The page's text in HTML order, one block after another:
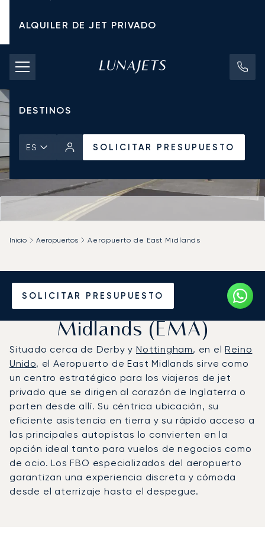
ALQUILER DE JET PRIVADO
TARIFAS DE CHÁRTER
JETS PRIVADOS
DESTINOS
ES SOLICITAR PRESUPUESTO
SOLICITAR PRESUPUESTO
Inicio Aeropuertos Aeropuerto de East Midlands
Vuele en Jet Privado al
Aeropuerto de East
Midlands (EMA)
Situado cerca de Derby yNottingham, en elReino
Unido, el Aeropuerto de East Midlands sirve como
un centro estratégico para los viajeros de jet
privado que se dirigen al corazón de Inglaterra o
parten desde allí. Su céntrica ubicación, su
eficiente asistencia en tierra y su rápido acceso a
las principales autopistas lo convierten en la
opción ideal tanto para vuelos de negocios como
de ocio. Los FBO especializados del aeropuerto
garantizan una experiencia discreta y cómoda
desde el aterrizaje hasta el despegue.